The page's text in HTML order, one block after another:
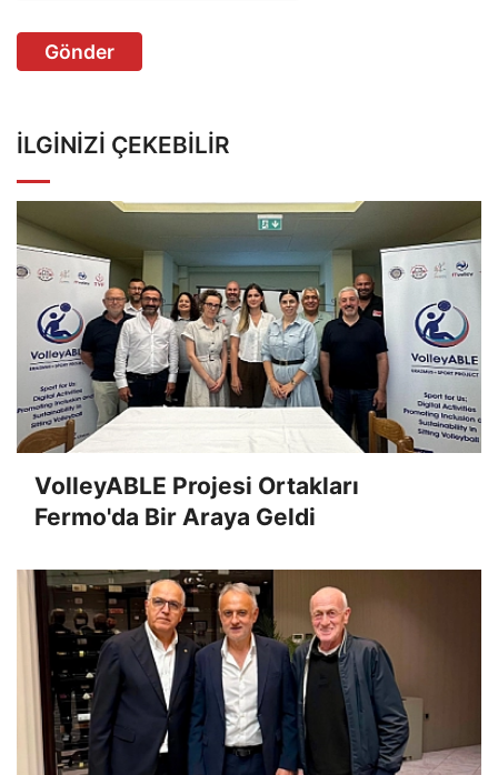
Gönder
İLGINIZI ÇEKEBILIR
VolleyABLE Projesi Ortakları
Fermo'da Bir Araya Geldi